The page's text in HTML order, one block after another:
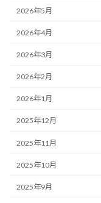
2026年5月
2026年4月
2026年3月
2026年2月
2026年1月
2025年12月
2025年11月
2025年10月
2025年9月